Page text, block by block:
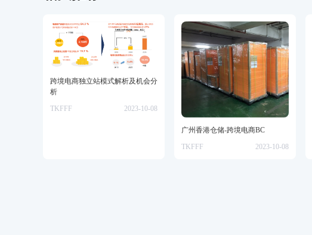
​跨境电商独立站模式解析及机会分
析
TKFFF
2023-10-08
广州香港仓储-跨境电商BC
TKFFF
2023-10-08